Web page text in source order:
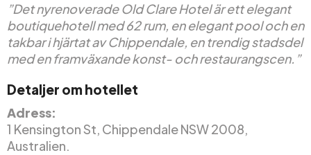
”Det nyrenoverade Old Clare Hotel är ett elegant
boutiquehotell med 62 rum, en elegant pool och en
takbar i hjärtat av Chippendale, en trendig stadsdel
med en framväxande konst- och restaurangscen.”
Detaljer om hotellet
Adress:
1 Kensington St, Chippendale NSW 2008,
Australien.